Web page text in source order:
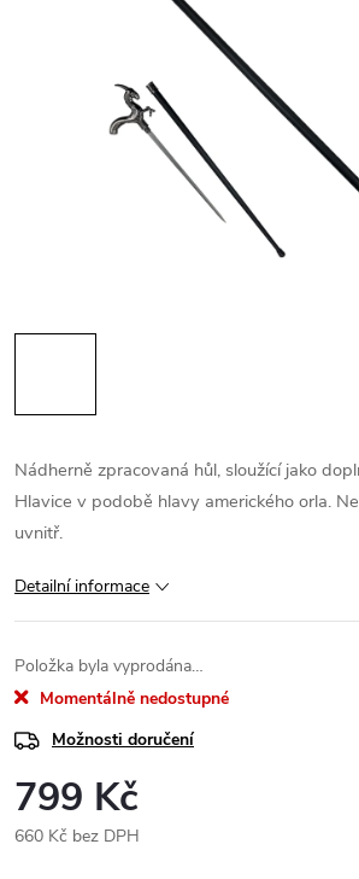
Nádherně zpracovaná hůl, sloužící jako
Hlavice v podobě hlavy amerického orla.
uvnitř.
Detailní informace
Položka byla vyprodána…
Momentálně nedostupné
Možnosti doručení
799 Kč
660 Kč bez DPH